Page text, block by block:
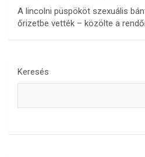
A lincolni püspököt szexuális
őrizetbe vették – közölte a
Keresés